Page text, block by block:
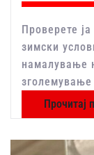
Проверете
зимски
намалување
Прочитај